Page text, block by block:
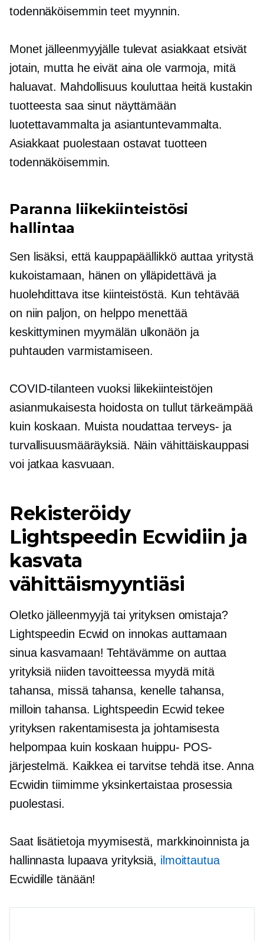
todennäköisemmin teet myynnin.
Monet jälleenmyyjälle tulevat asiakkaat etsivät
jotain, mutta he eivät aina ole varmoja, mitä
haluavat. Mahdollisuus kouluttaa heitä kustakin
tuotteesta saa sinut näyttämään
luotettavammalta ja asiantuntevammalta.
Asiakkaat puolestaan ​​ostavat tuotteen
todennäköisemmin.
Paranna liikekiinteistösi
hallintaa
Sen lisäksi, että kauppapäällikkö auttaa yritystä
kukoistamaan, hänen on ylläpidettävä ja
huolehdittava itse kiinteistöstä. Kun tehtävää
on niin paljon, on helppo menettää
keskittyminen myymälän ulkonäön ja
puhtauden varmistamiseen.
COVID-tilanteen vuoksi liikekiinteistöjen
asianmukaisesta hoidosta on tullut tärkeämpää
kuin koskaan. Muista noudattaa terveys- ja
turvallisuusmääräyksiä. Näin vähittäiskauppasi
voi jatkaa kasvuaan.
Rekisteröidy
Lightspeedin Ecwidiin ja
kasvata
vähittäismyyntiäsi
Oletko jälleenmyyjä tai yrityksen omistaja?
Lightspeedin Ecwid on innokas auttamaan
sinua kasvamaan! Tehtävämme on auttaa
yrityksiä niiden tavoitteessa myydä mitä
tahansa, missä tahansa, kenelle tahansa,
milloin tahansa. Lightspeedin Ecwid tekee
yrityksen rakentamisesta ja johtamisesta
helpompaa kuin koskaan huippu- POS-
järjestelmä. Kaikkea ei tarvitse tehdä itse. Anna
Ecwidin tiimimme yksinkertaistaa prosessia
puolestasi.
Saat lisätietoja myymisestä, markkinoinnista ja
hallinnasta lupaava yrityksiä, ilmoittautua
Ecwidille tänään!